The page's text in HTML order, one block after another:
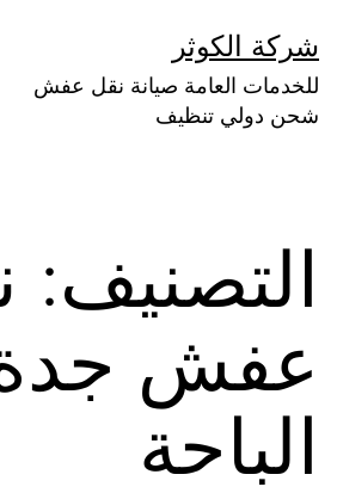
إلى
المحتوى
شركة الكوثر
للخدمات العامة صيانة نقل عفش
شحن دولي تنظيف
التصنيف:
عفش
الباحة